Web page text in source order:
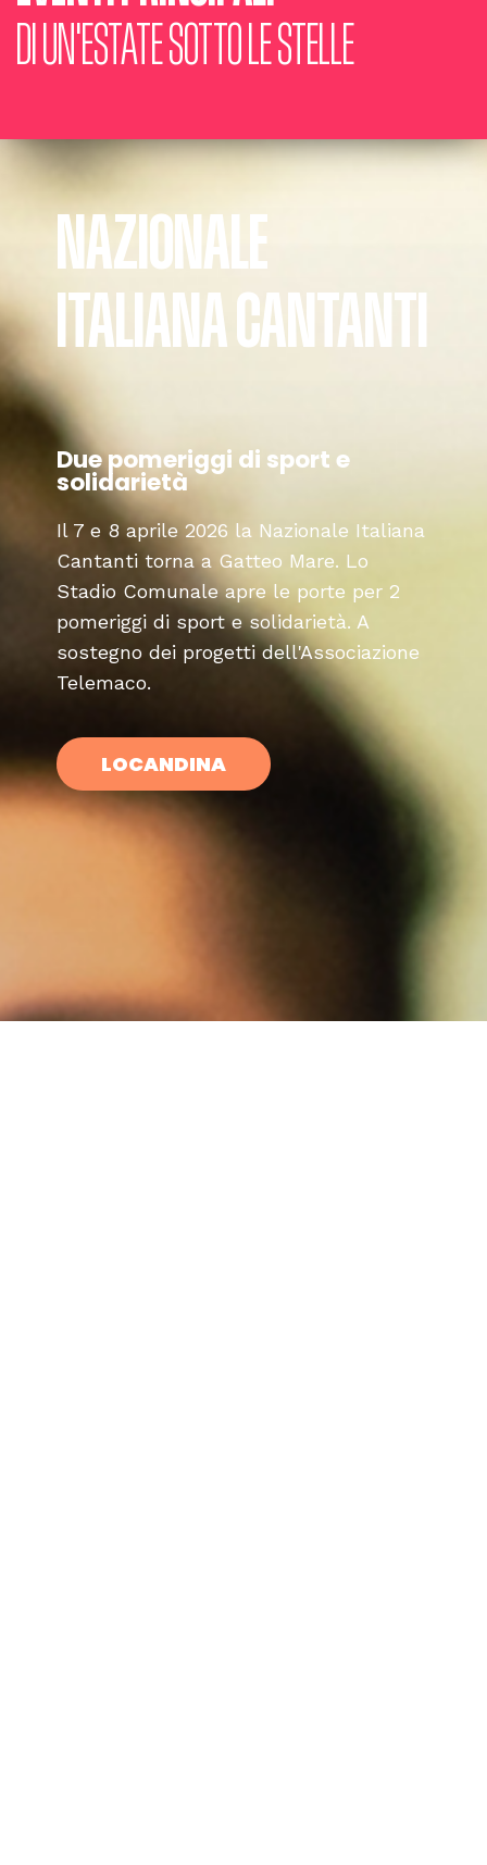
DI UN'ESTATE SOTTO LE STELLE
NAZIONALE
ITALIANA CANTANTI
Due pomeriggi di sport e
solidarietà
Il 7 e 8 aprile 2026 la Nazionale Italiana
Cantanti torna a Gatteo Mare. Lo
Stadio Comunale apre le porte per 2
pomeriggi di sport e solidarietà. A
sostegno dei progetti dell'Associazione
Telemaco.
LOCANDINA